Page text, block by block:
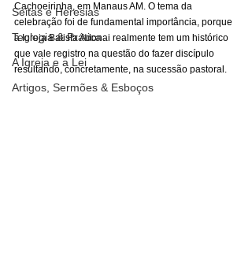
Seitas e Heresias
Teologia & Prática
A Igreja e a Lei
Artigos, Sermões & Esboços
Cachoeirinha, em Manaus AM. O tema da
celebração foi de fundamental importância, porque
a Igreja Batista Adonai realmente tem um histórico
que vale registro na questão do fazer discípulo
resultando, concretamente, na sucessão pastoral.